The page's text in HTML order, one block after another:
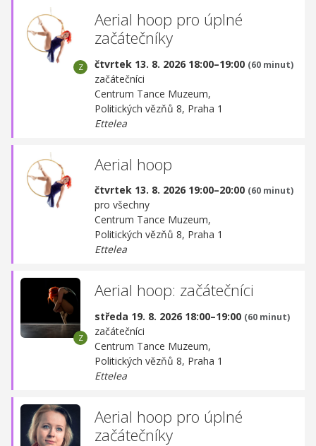
Aerial hoop pro úplné
začátečníky
čtvrtek 13. 8. 2026 18:00–19:00 (60 minut)
začátečníci
Centrum Tance Muzeum,
Politických vězňů 8, Praha 1
Ettelea
Aerial hoop
čtvrtek 13. 8. 2026 19:00–20:00 (60 minut)
pro všechny
Centrum Tance Muzeum,
Politických vězňů 8, Praha 1
Ettelea
Aerial hoop: začátečníci
středa 19. 8. 2026 18:00–19:00 (60 minut)
začátečníci
Centrum Tance Muzeum,
Politických vězňů 8, Praha 1
Ettelea
Aerial hoop pro úplné
začátečníky